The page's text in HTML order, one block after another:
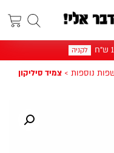
לקניה
נוספות > צמיד סיליקון